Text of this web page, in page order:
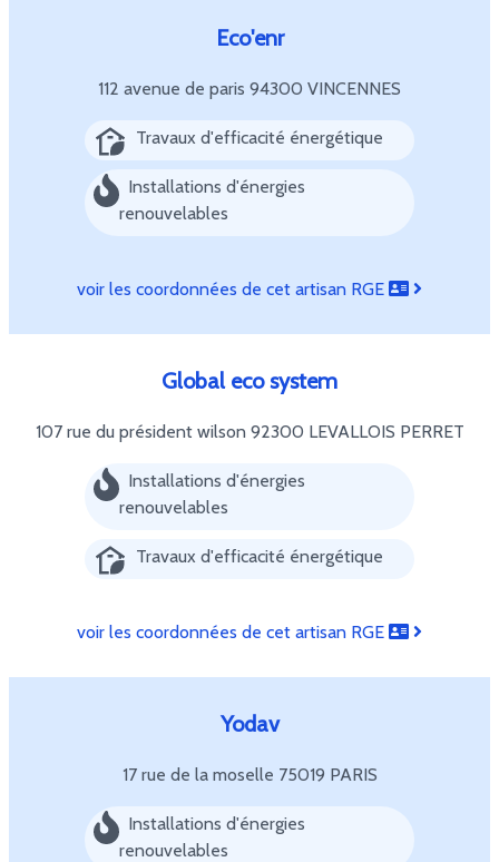
Eco'enr
112 avenue de paris 94300 VINCENNES
Travaux d'efficacité énergétique
Installations d'énergies
renouvelables
voir les coordonnées de cet artisan RGE
Global eco system
107 rue du président wilson 92300 LEVALLOIS PERRET
Installations d'énergies
renouvelables
Travaux d'efficacité énergétique
voir les coordonnées de cet artisan RGE
Yodav
17 rue de la moselle 75019 PARIS
Installations d'énergies
renouvelables